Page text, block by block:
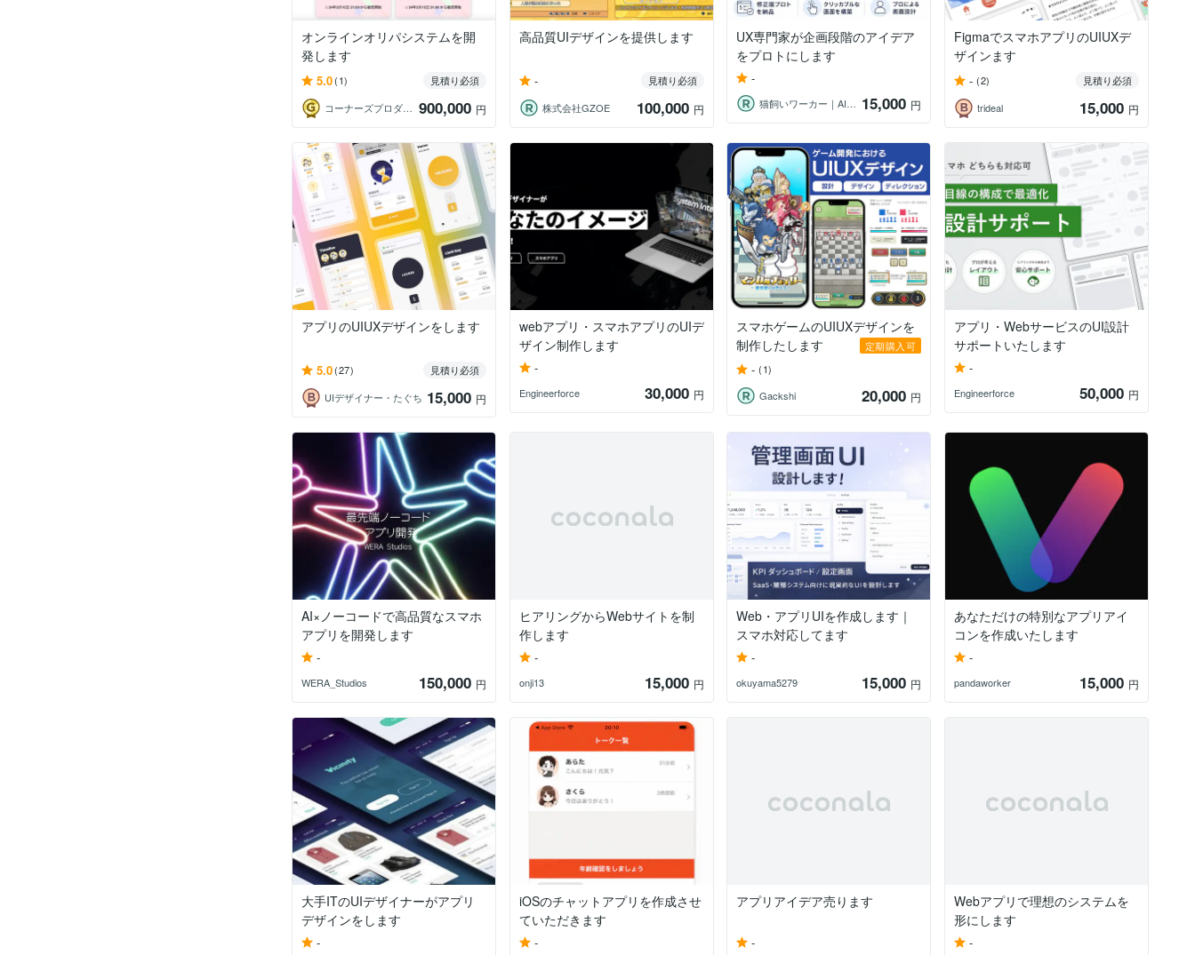
オンラインオリパシステムを開
発します
5.0(1)
見積り必須
コーナーズプロダクションズ株式会社
900,000 円
高品質UIデザインを提供します
-
見積り必須
株式会社GZOE
100,000 円
UX専門家が企画段階のアイデア
をプロトにします
-
猫飼いワーカー｜AI活用支援 15,000 円
FigmaでスマホアプリのUIUXデ
ザインます
- (2)
見積り必須
trideal
15,000 円
アプリのUIUXデザインをします
5.0(27)
見積り必須
UIデザイナー・たぐち 15,000 円
webアプリ・スマホアプリのUIデ
ザイン制作します
-
Engineerforce 30,000 円
スマホゲームのUIUXデザインを
制作したします
定期購入可
- (1)
Gackshi
20,000 円
アプリ・WebサービスのUI設計
サポートいたします
-
Engineerforce 50,000 円
AI×ノーコードで高品質なスマホ
アプリを開発します
-
WERA_Studios 150,000 円
ヒアリングからWebサイトを制
作します
-
onji13 15,000 円
Web・アプリUIを作成します｜
スマホ対応してます
-
okuyama5279 15,000 円
あなただけの特別なアプリアイ
コンを作成いたします
-
pandaworker 15,000 円
大手ITのUIデザイナーがアプリ
デザインをします
-
iOSのチャットアプリを作成させ
ていただきます
-
アプリアイデア売ります
-
Webアプリで理想のシステムを
形にします
-